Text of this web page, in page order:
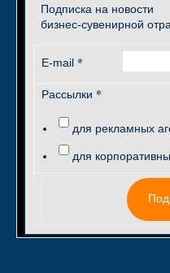
Подписка на новости
бизнес-сувенирной
E-mail *
Рассылки *
для рекламных
для